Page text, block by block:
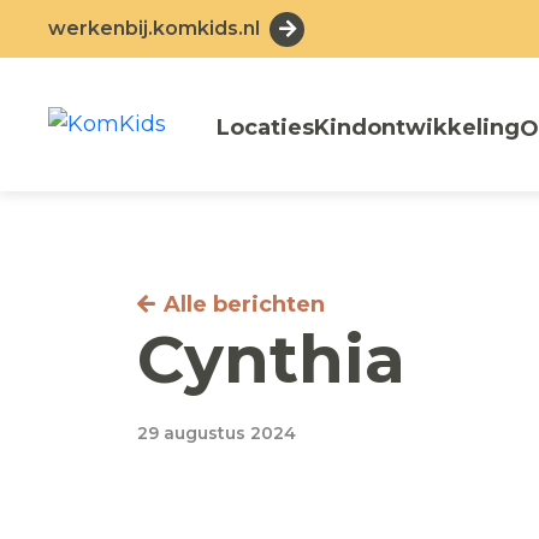
werkenbij.komkids.nl
LocatiesKindontwikkeling
Alle berichten
Cynthia
29 augustus 2024